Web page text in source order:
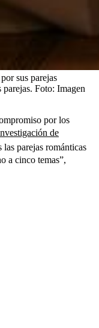
sus parejas
parejas. Foto: Imagen
por los
de
las parejas románticas
a cinco temas”,